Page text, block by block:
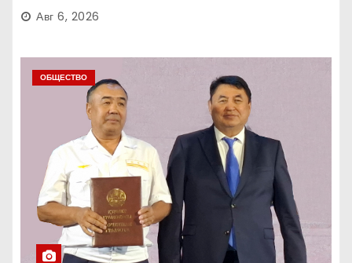
Авг 6, 2026
ОБЩЕСТВО